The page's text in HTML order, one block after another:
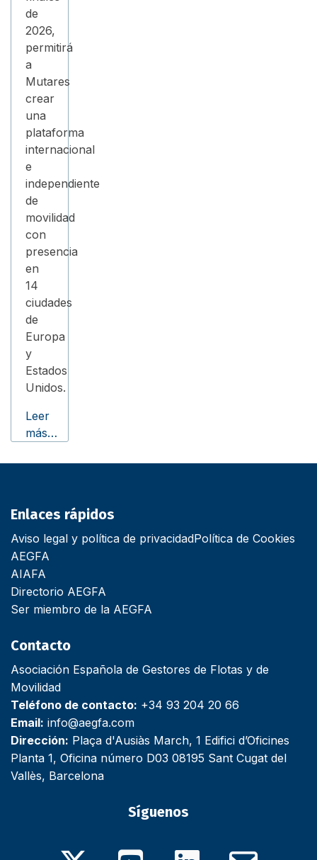
de
2026,
permitirá
a
Mutares
crear
una
plataforma
internacional
e
independiente
de
movilidad
con
presencia
en
14
ciudades
de
Europa
y
Estados
Unidos.
Leer
más…
Enlaces rápidos
Aviso legal y política de privacidadPolítica de Cookies
AEGFA
AIAFA
Directorio AEGFA
Ser miembro de la AEGFA
Contacto
Asociación Española de Gestores de Flotas y de
Movilidad
Teléfono de contacto: +34 93 204 20 66
Email: info@aegfa.com
Dirección: Plaça d'Ausiàs March, 1 Edifici d’Oficines
Planta 1, Oficina número D03 08195 Sant Cugat del
Vallès, Barcelona
Síguenos